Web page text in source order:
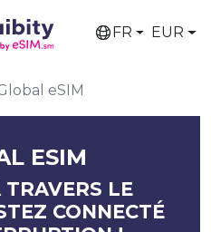
FR EUR
eSIM
ESIM
TRAVERS LE
CONNECTÉ